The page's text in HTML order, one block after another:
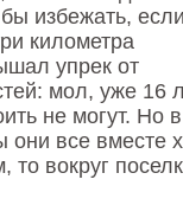
избежать,
километра
упрек от
мол, уже 16
не могут. Но в
все вместе
то вокруг